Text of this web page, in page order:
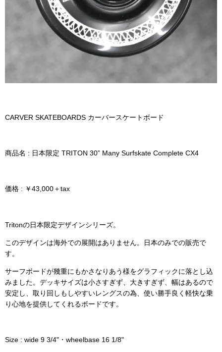
CARVER SKATEBOARDS カーバースケートボード
商品名 : 日本限定 TRITON 30” Many Surfskate Complete CX4
価格 : ￥43,000＋tax
Tritonの日本限定デザインシリーズ。
このデザインは海外での展開はありません。日本のみでの販売で
す。
サーフボードが幾重にもかさなりあう様をグラフィックに落とし込
みました。デッキサイズは小さすぎず、大きすぎず、幅はあるので
安定し、取り回しもしやすいレングスの為、使い勝手良く軽快な乗
り心地を提供してくれるボードです。
Size : wide 9 3/4"・wheelbase 16 1/8"